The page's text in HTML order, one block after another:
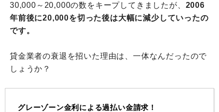
30,000～20,000の数をキープしてきましたが、 2006
年前後に20,000を切った後は大幅に減少していったの
です。
貸金業者の衰退を招いた理由は、一体なんだったので
しょうか？
グレーゾーン金利による過払い金請求！